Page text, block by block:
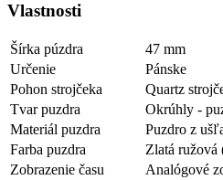
Vlastnosti
Šírka púzdra
47 mm
Určenie
Pánske
Pohon strojčeka
Quartz
Tvar puzdra
Okrúhly -
Materiál puzdra
Puzdro z
Farba puzdra
Zlatá ružová
Zobrazenie času
Analógové